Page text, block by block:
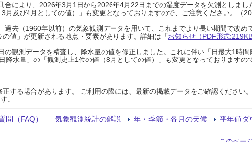
により、2026年3月1日から2026年4月22日までの湿度データを欠測としまし
月及び4月としての値）」も変更となっておりますので、ご注意ください。（
去（1960年以前）の気象観測データを用いて、これまでより長い期間で改め
値」が更新される地点・要素があります。詳細は「お知らせ（PDF形式:219KB
観測データを精査し、降水量の値を修正しました。これに伴い「日最大1時間
降水量」の「観測史上1位の値（8月としての値）」も変更となっておりますの
する場合があります。 ご利用の際には、最新の掲載データをご確認ください
。
問（FAQ） 気象観測統計の解説 年・季節・各月の天候 平年値ダ